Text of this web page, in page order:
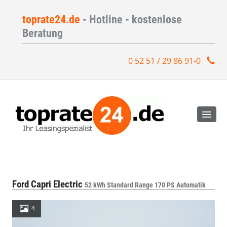
toprate24.de - Hotline - kostenlose
Beratung
0 52 51 / 29 86 91-0
Ford Capri Electric 52 kWh Standard Range 170 PS Automatik
4